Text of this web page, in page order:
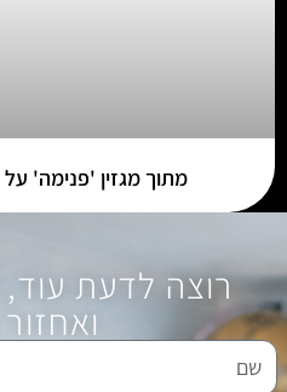
מתוך מגזין 'פנימה'
רוצה לדעת